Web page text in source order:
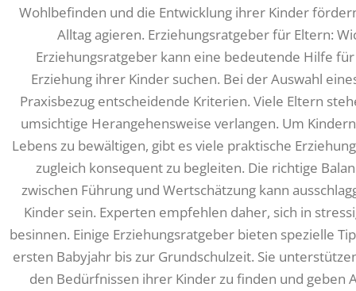
Wohlbefinden und die Entwicklung ihrer Kinder
Alltag agieren. Erziehungsratgeber für Eltern:
Erziehungsratgeber kann eine bedeutende Hilfe
Erziehung ihrer Kinder suchen. Bei der Auswahl
Praxisbezug entscheidende Kriterien. Viele Eltern
umsichtige Herangehensweise verlangen. Um
Lebens zu bewältigen, gibt es viele praktische
zugleich konsequent zu begleiten. Die richtige
zwischen Führung und Wertschätzung kann
Kinder sein. Experten empfehlen daher, sich in
besinnen. Einige Erziehungsratgeber bieten spezielle
ersten Babyjahr bis zur Grundschulzeit. Sie
den Bedürfnissen ihrer Kinder zu finden und geben